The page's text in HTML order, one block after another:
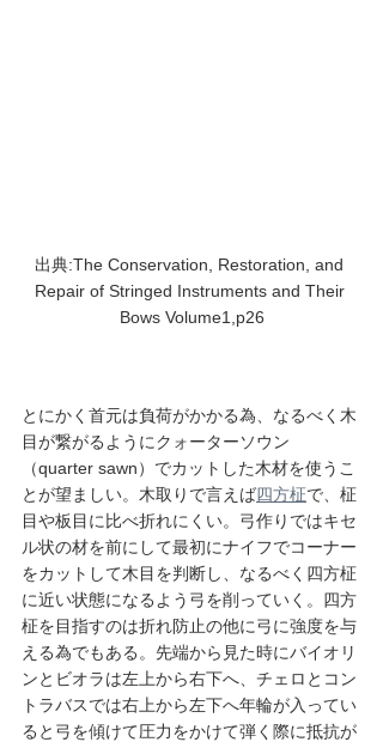
出典:The Conservation, Restoration, and
Repair of Stringed Instruments and Their
Bows Volume1,p26
とにかく首元は負荷がかかる為、なるべく木
目が繋がるようにクォーターソウン
（quarter sawn）でカットした木材を使うこ
とが望ましい。木取りで言えば四方柾で、柾
目や板目に比べ折れにくい。弓作りではキセ
ル状の材を前にして最初にナイフでコーナー
をカットして木目を判断し、なるべく四方柾
に近い状態になるよう弓を削っていく。四方
柾を目指すのは折れ防止の他に弓に強度を与
える為でもある。先端から見た時にバイオリ
ンとビオラは左上から右下へ、チェロとコン
トラバスでは右上から左下へ年輪が入ってい
ると弓を傾けて圧力をかけて弾く際に抵抗が